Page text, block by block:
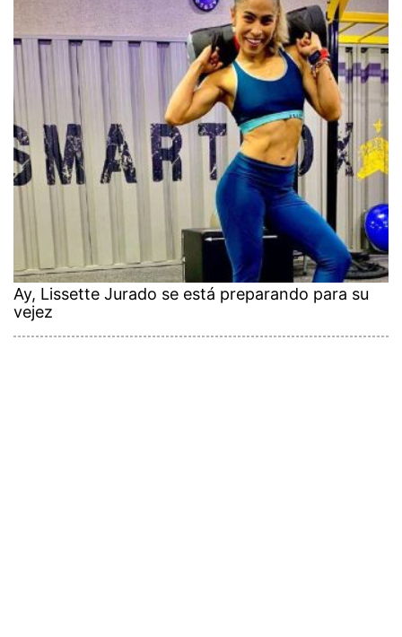
Ay, Lissette Jurado se está preparando para su
vejez